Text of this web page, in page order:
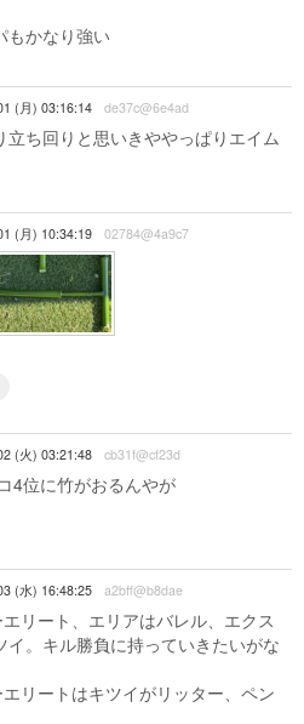
もかなり強い
(月) 03:16:14 de37c@6e4ad
立ち回りと思いきややっぱりエイム
(月) 10:34:19 02784@4a9c7
(火) 03:21:48 cb31f@cf23d
4位に竹がおるんやが
(水) 16:48:25 a2bff@b8dae
リート、エリアはバレル、エクス
イ。キル勝負に持っていきたいがな
リートはキツイがリッター、ペン